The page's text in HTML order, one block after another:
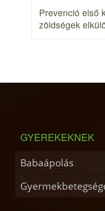
Prevenció első
zöldségek
GYEREKEKNEK
Babaápolás